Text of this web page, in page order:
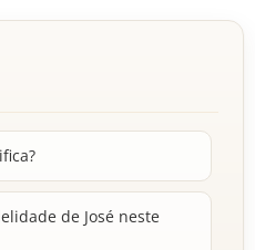
de José neste